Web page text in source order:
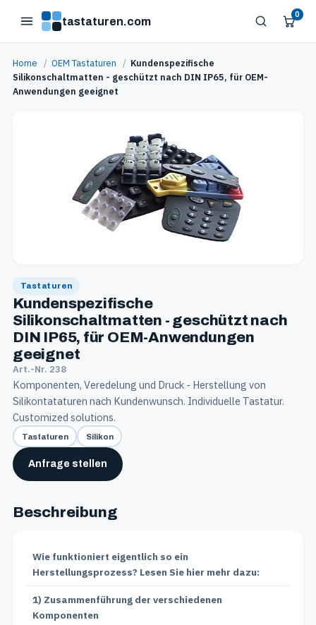
tastaturen.com
0
Home / OEM Tastaturen / Kundenspezifische
Silikonschaltmatten - geschützt nach DIN IP65, für OEM-
Anwendungen geeignet
Tastaturen
Kundenspezifische
Silikonschaltmatten - geschützt nach
DIN IP65, für OEM-Anwendungen
geeignet
Art.-Nr. 238
Komponenten, Veredelung und Druck - Herstellung von
Silikontataturen nach Kundenwunsch. Individuelle Tastatur.
Customized solutions.
Tastaturen Silikon
Anfrage stellen
Beschreibung
Wie funktioniert eigentlich so ein
Herstellungsprozess? Lesen Sie hier mehr dazu:
1) Zusammenführung der verschiedenen
Komponenten